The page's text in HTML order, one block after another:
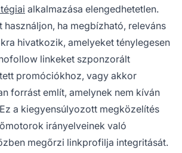
alkalmazása elengedhetetlen.
ha megbízható, releváns
hivatkozik, amelyeket ténylegesen
linkeket szponzorált
promóciókhoz, vagy akkor
forrást említ, amelynek nem kíván
a kiegyensúlyozott megközelítés
irányelveinek való
megőrzi linkprofilja integritását.